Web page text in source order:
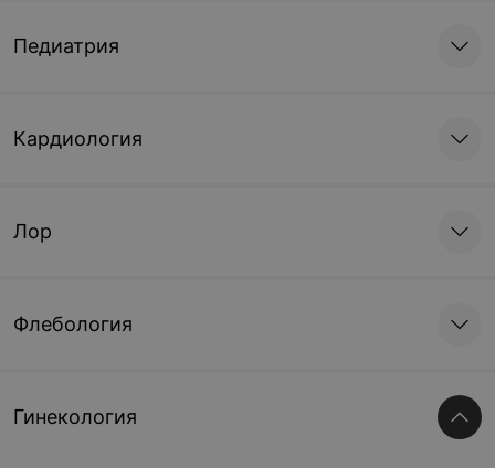
Педиатрия
Кардиология
Лор
Флебология
Гинекология